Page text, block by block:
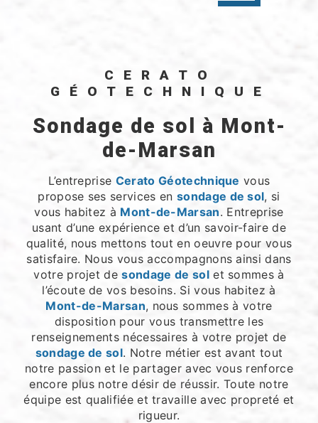
CERATO
GÉOTECHNIQUE
sondage de sol à Mont-
de-Marsan
L’entreprise Cerato Géotechnique vous
propose ses services en sondage de sol, si
vous habitez à Mont-de-Marsan. Entreprise
usant d’une expérience et d’un savoir-faire de
qualité, nous mettons tout en oeuvre pour vous
satisfaire. Nous vous accompagnons ainsi dans
votre projet desondage de solet sommes à
l’écoute de vos besoins. Si vous habitez à
Mont-de-Marsan, nous sommes à votre
disposition pour vous transmettre les
renseignements nécessaires à votre projet de
sondage de sol. Notre métier est avant tout
notre passion et le partager avec vous renforce
encore plus notre désir de réussir. Toute notre
équipe est qualifiée et travaille avec propreté et
rigueur.